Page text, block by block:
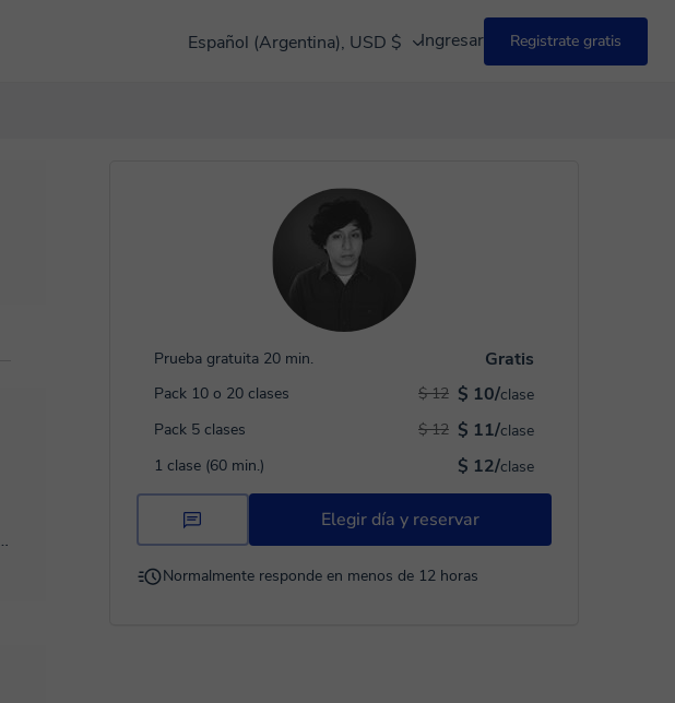
Español (Argentina), USD $ Ingresar Registrate gratis
Prueba gratuita 20 min. Gratis
Pack 10 o 20 clases $ 10/clase
$ 12
Pack 5 clases
$ 11/clase
$ 12
1 clase (60 min.)
$ 12/clase
Elegir día y reservar
Normalmente responde en menos de 12 horas